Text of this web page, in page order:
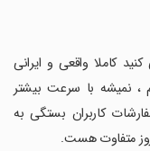
کاملا واقعی و ایرانی
، نمیشه با سرعت بیشتر
کاربران بستگی به
متفاوت هست.